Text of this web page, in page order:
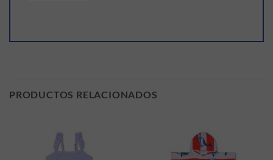
PRODUCTOS RELACIONADOS